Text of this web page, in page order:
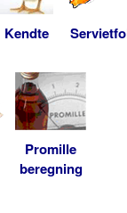
Kendte
Promille
beregning